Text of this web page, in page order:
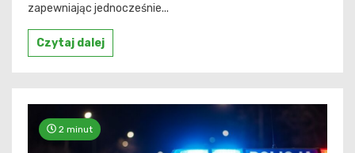
zapewniając jednocześnie...
Czytaj dalej
2 minut